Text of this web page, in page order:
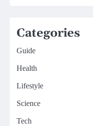
Categories
Guide
Health
Lifestyle
Science
Tech